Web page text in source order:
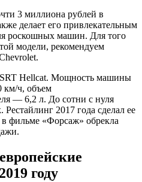
3 миллиона рублей в
делает его привлекательным
роскошных машин. Для того
модели, рекомендуем
SRT Hellcat. Мощность машины
км/ч, объем
— 6,2 л. До сотни с нуля
Рестайлинг 2017 года сделал ее
фильме «Форсаж» обрекла
году